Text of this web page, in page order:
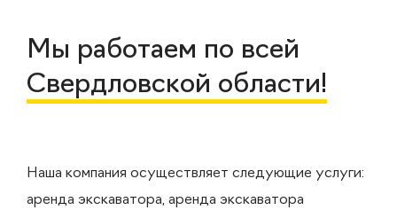
Мы работаем по всей
Свердловской области!
Наша компания осуществляет следующие услуги:
аренда экскаватора, аренда экскаватора